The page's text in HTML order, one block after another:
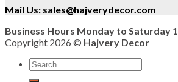
Mail Us: sales@hajverydecor.com
Business Hours Monday to Saturday
Copyright 2026 © Hajvery Decor
Search
for: